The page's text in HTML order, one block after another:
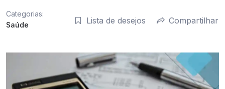
Categorias:
Saúde
Lista de desejos Compartilhar